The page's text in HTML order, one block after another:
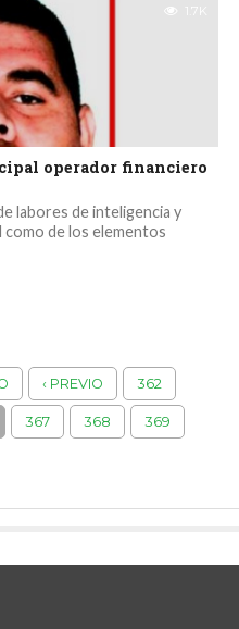
1.7K
operador financiero
labores de inteligencia y
como de los elementos
‹ PREVIO 362
367 368 369